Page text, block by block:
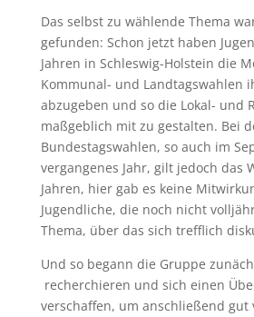
Das selbst zu wählende Thema
gefunden: Schon jetzt haben
Jahren in Schleswig-Holstein die
Kommunal- und Landtagswahlen
abzugeben und so die Lokal- und
maßgeblich mit zu gestalten. Bei
Bundestagswahlen, so auch im
vergangenes Jahr, gilt jedoch das
Jahren, hier gab es keine
Jugendliche, die noch nicht
Thema, über das sich trefflich
Und so begann die Gruppe
recherchieren und sich einen
verschaffen, um anschließend gut